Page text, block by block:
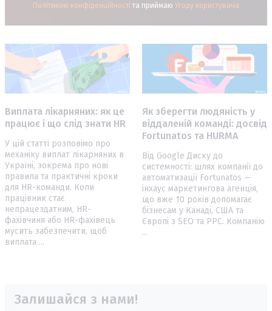
Політикою конфіденційності та приймаю Угоду користувача
Виплата лікарняних: як це
працює і що слід знати HR
У цій статті розповімо про
механіку виплат лікарняних в
Україні, зокрема про нові
правила та практичні кроки
для HR-команди. Коли
працівник стає
непрацездатним, HR-
фахівчиня або HR-фахівець
мусить забезпечити, щоб
виплата ...
Як зберегти людяність у
віддаленій команді: досвід
Fortunatos та HURMA
Від Google Диску до
системності: шлях компанії до
автоматизації Fortunatos —
інхаус маркетингова агенція,
що вже 10 років допомагає
бізнесам у Канаді, США та
Європі з SEO та PPC. Компанію
...
Залишайся з нами!